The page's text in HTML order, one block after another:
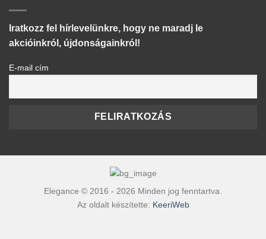
Iratkozz fel hírlevelünkre, hogy ne maradj le
akcióinkról, újdonságainkról!
E-mail cím
Elegance © 2016 - 2026 Minden jog fenntartva.
Az oldalt készítette: KeeriWeb